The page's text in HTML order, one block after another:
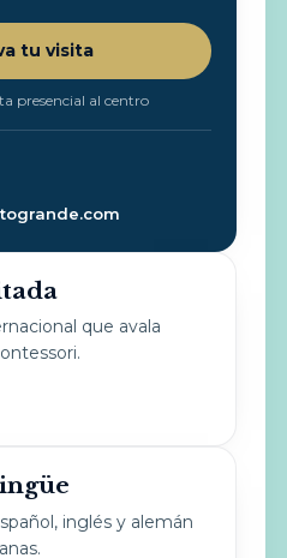
tu visita
presencial al centro
que avala
inglés y alemán